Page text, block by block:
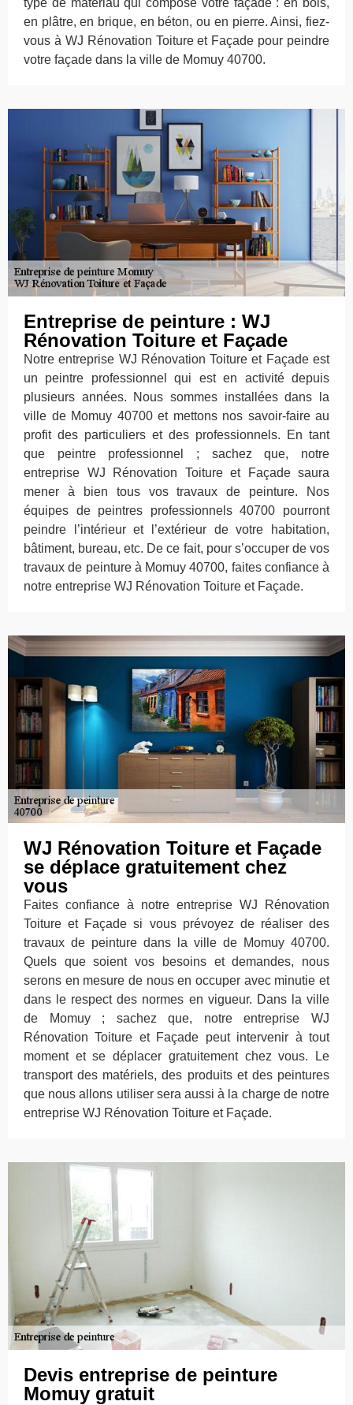
type de matériau qui compose votre façade : en bois,
en plâtre, en brique, en béton, ou en pierre. Ainsi, fiez-
vous à WJ Rénovation Toiture et Façade pour peindre
votre façade dans la ville de Momuy 40700.
Entreprise de peinture : WJ
Rénovation Toiture et Façade
Notre entreprise WJ Rénovation Toiture et Façade est
un peintre professionnel qui est en activité depuis
plusieurs années. Nous sommes installées dans la
ville de Momuy 40700 et mettons nos savoir-faire au
profit des particuliers et des professionnels. En tant
que peintre professionnel ; sachez que, notre
entreprise WJ Rénovation Toiture et Façade saura
mener à bien tous vos travaux de peinture. Nos
équipes de peintres professionnels 40700 pourront
peindre l’intérieur et l’extérieur de votre habitation,
bâtiment, bureau, etc. De ce fait, pour s’occuper de vos
travaux de peinture à Momuy 40700, faites confiance à
notre entreprise WJ Rénovation Toiture et Façade.
WJ Rénovation Toiture et Façade
se déplace gratuitement chez
vous
Faites confiance à notre entreprise WJ Rénovation
Toiture et Façade si vous prévoyez de réaliser des
travaux de peinture dans la ville de Momuy 40700.
Quels que soient vos besoins et demandes, nous
serons en mesure de nous en occuper avec minutie et
dans le respect des normes en vigueur. Dans la ville
de Momuy ; sachez que, notre entreprise WJ
Rénovation Toiture et Façade peut intervenir à tout
moment et se déplacer gratuitement chez vous. Le
transport des matériels, des produits et des peintures
que nous allons utiliser sera aussi à la charge de notre
entreprise WJ Rénovation Toiture et Façade.
Devis entreprise de peinture
Momuy gratuit